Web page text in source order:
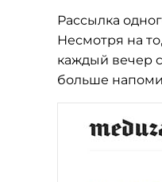
Рассылка
Несмотря на
каждый вечер
больше